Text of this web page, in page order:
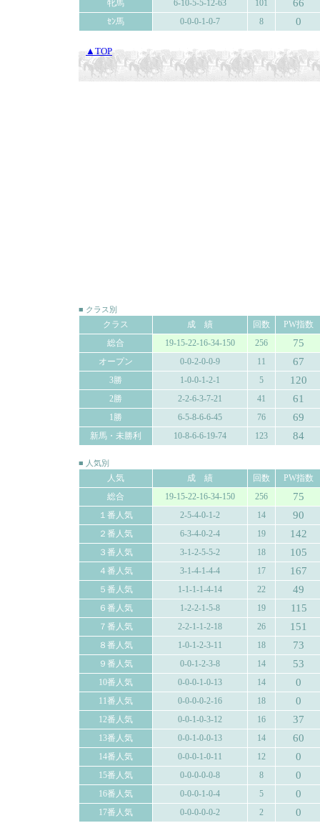
牝馬 6-10-5-5-12-63 101 66
ｾﾝ馬 0-0-0-1-0-7 8 0
▲TOP
■ クラス別
クラス 成 績 回数
PW指数
総合
19-15-22-16-34-150 256 75
オープン 0-0-2-0-0-9 11 67
3勝 1-0-0-1-2-1 5 120
2勝 2-2-6-3-7-21 41 61
1勝 6-5-8-6-6-45 76 69
新馬・未勝利 10-8-6-6-19-74 123 84
■ 人気別
人気 成 績 回数
PW指数
総合
19-15-22-16-34-150 256 75
１番人気 2-5-4-0-1-2 14 90
２番人気 6-3-4-0-2-4 19 142
３番人気 3-1-2-5-5-2 18 105
４番人気 3-1-4-1-4-4 17 167
５番人気 1-1-1-1-4-14 22 49
６番人気 1-2-2-1-5-8 19 115
７番人気 2-2-1-1-2-18 26 151
８番人気 1-0-1-2-3-11 18 73
９番人気 0-0-1-2-3-8 14 53
10番人気 0-0-0-1-0-13 14 0
11番人気 0-0-0-0-2-16 18 0
12番人気 0-0-1-0-3-12 16 37
13番人気 0-0-1-0-0-13 14 60
14番人気 0-0-0-1-0-11 12 0
15番人気 0-0-0-0-0-8 8 0
16番人気 0-0-0-1-0-4 5 0
17番人気 0-0-0-0-0-2 2 0